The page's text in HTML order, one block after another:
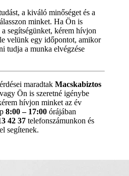
a kiváló minőséget és a
minket. Ha Ön is
segítségünket, kérem hívjon
velünk egy időpontot, amikor
tudja a munka elvégzése
maradtak Macskabiztos
Ön is szeretné igénybe
hívjon minket az év
8:00 – 17:00 órájában
42 37 telefonszámunkon és
segítenek.